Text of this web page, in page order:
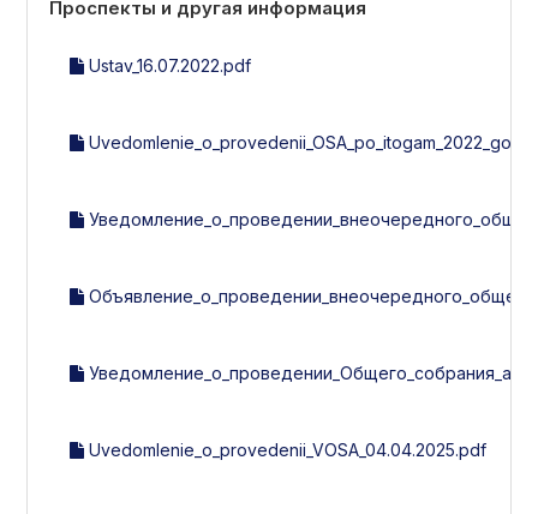
Проспекты и другая информация
Ustav_16.07.2022.pdf
Uvedomlenie_o_provedenii_VOSA_04.04.2025.pdf